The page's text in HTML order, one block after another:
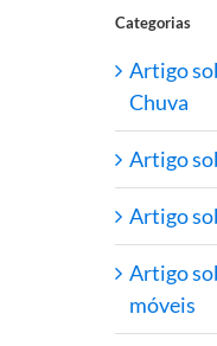
Categorias
Artigo
Chuva
Artigo
Artigo
Artigo
móveis